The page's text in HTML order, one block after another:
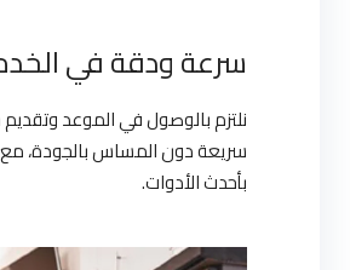
سرعة ودقة في
نلتزم بالوصول في الموعد
سريعة دون المساس بالجودة، مع
بأحدث الأدوات.